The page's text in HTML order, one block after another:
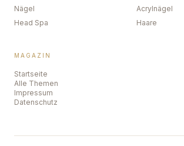
Nägel
Acrylnägel
Head Spa
Haare
MAGAZIN
Startseite
Alle Themen
Impressum
Datenschutz